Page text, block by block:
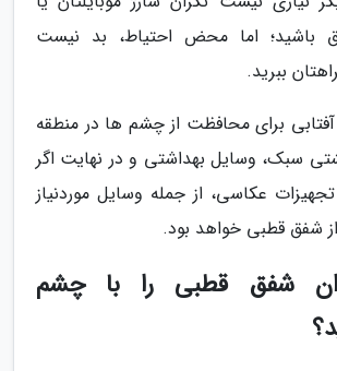
باشید؛ اما محض احتیاط، بد نیست
ببرید.
برای محافظت از چشم ها در منطقه
سبک، وسایل بهداشتی و در نهایت اگر
عکاسی، از جمله وسایل موردنیاز
از شفق قطبی خواهد بود.
شفق قطبی را با چشم